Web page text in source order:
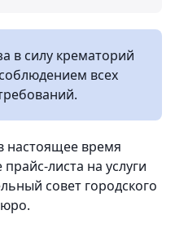
в силу крематорий
всех
настоящее время
листа на услуги
совет городского